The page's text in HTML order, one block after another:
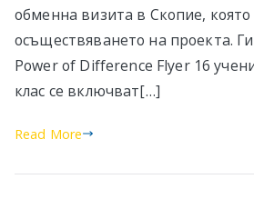
обменна визита в Скопие,
осъществяването на проекта.
Power of Difference Flyer 16
клас се включват[…]
Read More